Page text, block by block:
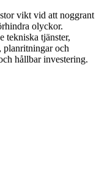
vikt vid att noggrant
olyckor.
tekniska tjänster,
planritningar och
hållbar investering.